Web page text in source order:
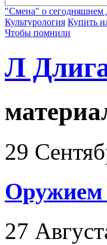
"Смена" о сегодняшнем
Культурология Купить
Чтобы помнили
Л
29
Оружием
27